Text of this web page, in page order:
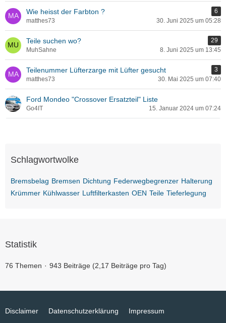
Wie heisst der Farbton ?
6
matthes73
30. Juni 2025 um 05:28
Teile suchen wo?
29
MuhSahne
8. Juni 2025 um 13:45
Teilenummer Lüfterzarge mit Lüfter gesucht
3
matthes73
30. Mai 2025 um 07:40
Ford Mondeo "Crossover Ersatzteil" Liste
Go4IT 15. Januar 2024 um 07:24
Schlagwortwolke
Bremsbelag Bremsen Dichtung Federwegbegrenzer Halterung
Krümmer Kühlwasser Luftfilterkasten OEN Teile Tieferlegung
Statistik
76 Themen 943 Beiträge (2,17 Beiträge pro Tag)
Disclaimer Datenschutzerklärung Impressum